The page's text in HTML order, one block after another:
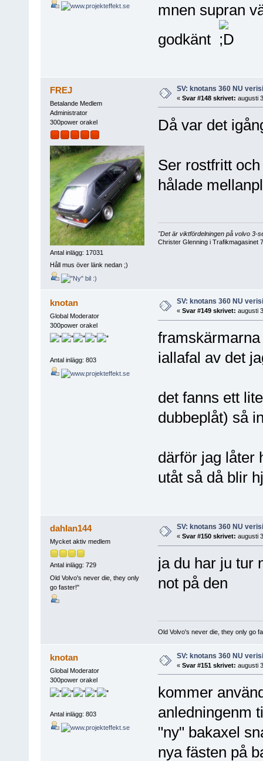
mnen supran
godkänt
FREJ
Betalande Medlem
Administrator
300power orakel
Antal inlägg: 17031
Håll mus över länk nedan ;)
SV: knotans 360 NU
« Svar #148 skrivet: augusti
Då var det
Ser rostfritt
hålade
"Det är viktfördelningen på volvo 3-
Christer Glenning i Trafikmagasinet
knotan
Global Moderator
300power orakel
Antal inlägg: 803
SV: knotans 360 NU
« Svar #149 skrivet: augusti
iallafal av det
det fanns ett
dubbeplåt) så
därför jag låter
utåt så då blir
dahlan144
Mycket aktiv medlem
Antal inlägg: 729
Old Volvo's never die, they only
go faster!"
SV: knotans 360 NU
« Svar #150 skrivet: augusti
ja du har ju tur
not på den
Old Volvo's never die, they only go
knotan
Global Moderator
300power orakel
Antal inlägg: 803
SV: knotans 360 NU
« Svar #151 skrivet: augusti
kommer
anledningenm
"ny" bakaxel
nya fästen på